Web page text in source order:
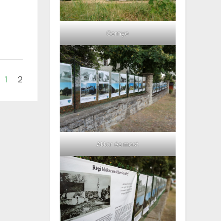
1 2
Gernye
Akkor és most